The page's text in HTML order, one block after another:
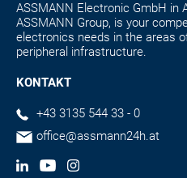
ASSMANN Electronic GmbH in
ASSMANN Group, is your
electronics needs in the areas
peripheral infrastructure.
KONTAKT
+43 3135 544 33 - 0
office@assmann24h.at